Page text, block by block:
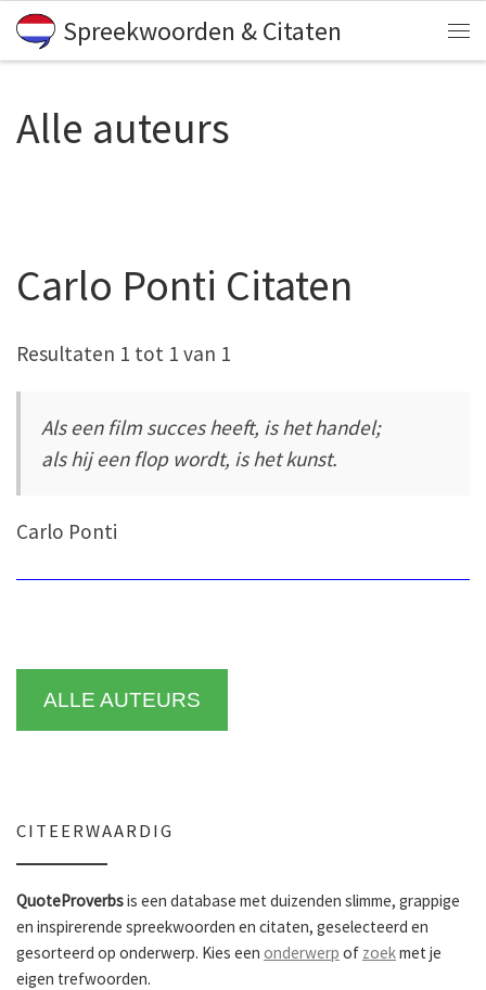
Skip to content
Spreekwoorden & Citaten
Alle auteurs
Carlo Ponti Citaten
Resultaten 1 tot 1 van 1
Als een film succes heeft, is het handel;
als hij een flop wordt, is het kunst.
Carlo Ponti
ALLE AUTEURS
CITEERWAARDIG
QuoteProverbsis een database met duizenden slimme, grappige
en inspirerende spreekwoorden en citaten, geselecteerd en
gesorteerd op onderwerp. Kies een onderwerp of zoekmet je
eigen trefwoorden.